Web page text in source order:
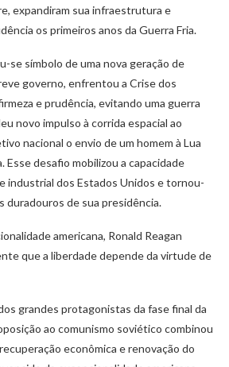
expandiram sua infraestrutura e
os primeiros anos da Guerra Fria.
se símbolo de uma nova geração de
governo, enfrentou a Crise dos
e prudência, evitando uma guerra
novo impulso à corrida espacial ao
nacional o envio de um homem à Lua
Esse desafio mobilizou a capacidade
industrial dos Estados Unidos e tornou-
duradouros de sua presidência.
americana, Ronald Reagan
que a liberdade depende da virtude de
grandes protagonistas da fase final da
ao comunismo soviético combinou
econômica e renovação do